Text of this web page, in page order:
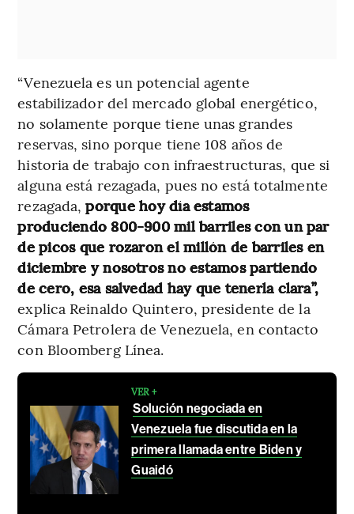
“Venezuela es un potencial agente
estabilizador del mercado global energético,
no solamente porque tiene unas grandes
reservas, sino porque tiene 108 años de
historia de trabajo con infraestructuras, que si
alguna está rezagada, pues no está totalmente
rezagada,porque hoy día estamos
produciendo 800-900 mil barriles con un par
de picos que rozaron el millón de barriles en
diciembre y nosotros no estamos partiendo
de cero, esa salvedad hay que tenerla clara”,
explica Reinaldo Quintero, presidente de la
Cámara Petrolera de Venezuela, en contacto
con Bloomberg Línea.
VER +
Solución negociada en
Venezuela fue discutida en la
primera llamada entre Biden y
Guaidó